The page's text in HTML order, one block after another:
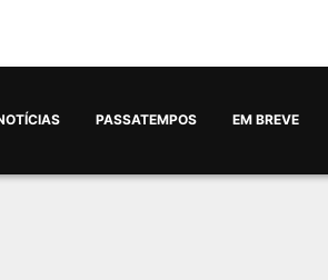
PASSATEMPOS EM BREVE